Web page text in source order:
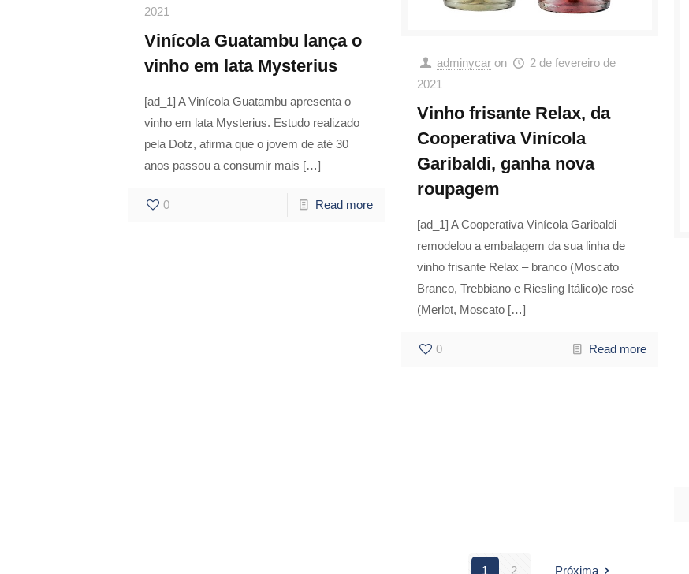
2021
Vinícola Guatambu lança o
vinho em lata Mysterius
[ad_1] A Vinícola Guatambu apresenta o
vinho em lata Mysterius. Estudo realizado
pela Dotz, afirma que o jovem de até 30
anos passou a consumir mais […]
0 Read more
adminycar on
2 de fevereiro de
2021
Vinho frisante Relax, da
Cooperativa Vinícola
Garibaldi, ganha nova
roupagem
[ad_1] A Cooperativa Vinícola Garibaldi
remodelou a embalagem da sua linha de
vinho frisante Relax – branco (Moscato
Branco, Trebbiano e Riesling Itálico)e rosé
(Merlot, Moscato […]
0 Read more
1 2 Próxima